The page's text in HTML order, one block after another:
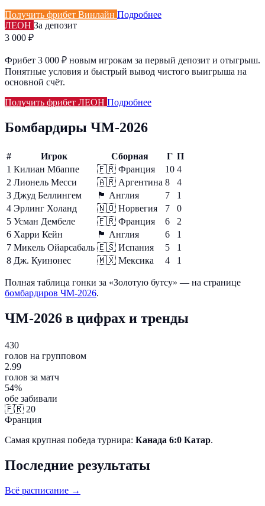
Получить фрибет Винлайн Подробнее
ЛЕОН За депозит
3 000 ₽
Фрибет 3 000 ₽ новым игрокам за первый депозит и отыгрыш.
Понятные условия и быстрый вывод чистого выигрыша на
основной счёт.
Получить фрибет ЛЕОН Подробнее
Бомбардиры ЧМ-2026
# Игрок Сборная Г П
1 Килиан Мбаппе 🇫🇷 Франция 10 4
2 Лионель Месси 🇦🇷 Аргентина 8
4
3 Джуд Беллингем 🏴󠁧󠁢󠁥󠁮󠁧󠁿 Англия 7
1
4 Эрлинг Холанд 🇳🇴 Норвегия 7
0
5 Усман Дембеле 🇫🇷 Франция 6
2
6 Харри Кейн 🏴󠁧󠁢󠁥󠁮󠁧󠁿 Англия 6
1
7 Микель Ойарсабаль 🇪🇸 Испания 5
1
8 Дж. Куинонес 🇲🇽 Мексика 4 1
Полная таблица гонки за «Золотую бутсу» — на странице
бомбардиров ЧМ-2026.
ЧМ-2026 в цифрах и тренды
430
голов на групповом
2.99
голов за матч
54%
обе забивали
🇫🇷 20
Франция
Самая крупная победа турнира: Канада 6:0 Катар.
Последние результаты
Всё расписание →